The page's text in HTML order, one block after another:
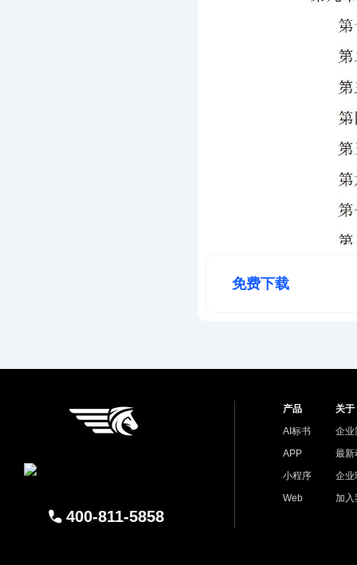
免费下载
400-811-5858
产品
AI标书
APP
小程序
Web
关于
企业
最新
企业
加入